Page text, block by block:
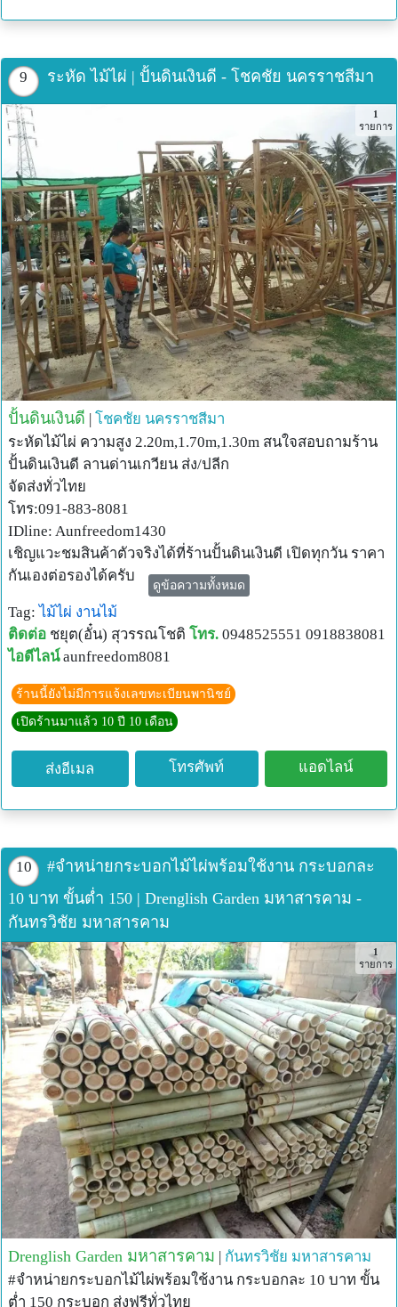
9 ระหัด ไม้ไผ่ | ปั้นดินเงินดี - โชคชัย นครราชสีมา
1
รายการ
ปั้นดินเงินดี โชคชัย นครราชสีมา
ระหัดไม้ไผ่ ความสูง 2.20m,1.70m,1.30m สนใจสอบถามร้าน
ปั้นดินเงินดี ลานด่านเกวียน ส่ง/ปลีก
จัดส่งทั่วไทย
โทร:091-883-8081
IDline: Aunfreedom1430
เชิญแวะชมสินค้าตัวจริงได้ที่ร้านปั้นดินเงินดี เปิดทุกวัน ราคา
กันเองต่อรองได้ครับ
สำหรับลูกค้าต่างจังหวัด มีบริการรถขนส่งจากทางร้าน
ดูข้อความทั้งหมด
Tag:ไม้ไผ่ งานไม้
ติดต่อ ชยุต(อั๋น) สุวรรณโชติ โทร. 0948525551 0918838081
ไอดีไลน์ aunfreedom8081
ร้านนี้ยังไม่มีการแจ้งเลขทะเบียนพานิชย์
เปิดร้านมาแล้ว 10 ปี 10 เดือน
ส่งอีเมล โทรศัพท์ แอดไลน์
10
#จำหน่ายกระบอกไม้ไผ่พร้อมใช้งาน กระบอกละ
10 บาท ขั้นต่ำ 150 | Drenglish Garden มหาสารคาม -
กันทรวิชัย มหาสารคาม
1
รายการ
Drenglish Garden มหาสารคาม | กันทรวิชัย มหาสารคาม
#จำหน่ายกระบอกไม้ไผ่พร้อมใช้งาน กระบอกละ 10 บาท ขั้น
ต่ำ 150 กระบอก ส่งฟรีทั่วไทย